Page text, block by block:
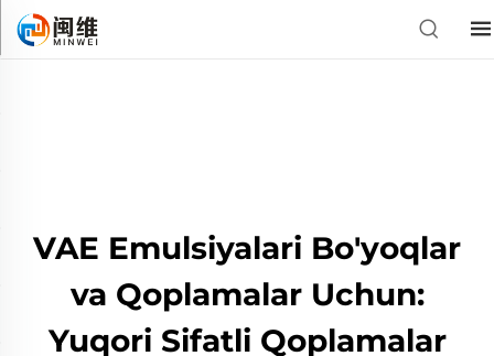
VAE Emulsiyalari Bo'yoqlar
va Qoplamalar Uchun:
Yuqori Sifatli Qoplamalar